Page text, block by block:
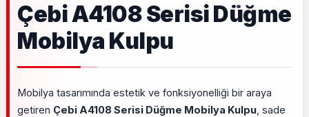
Çebi A4108 Serisi Düğme
Mobilya Kulpu
Mobilya tasarımında estetik ve fonksiyonelliği bir araya
getiren Çebi A4108 Serisi Düğme Mobilya Kulpu , sade